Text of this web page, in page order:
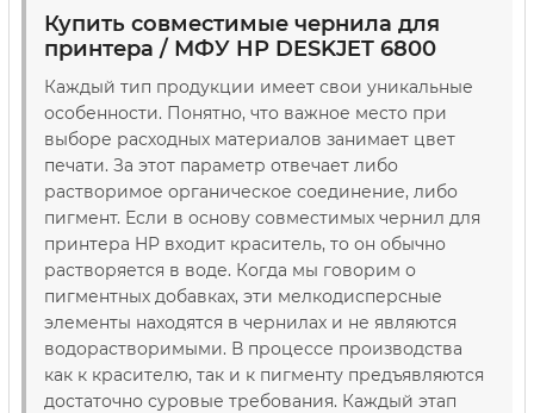
Купить совместимые чернила для
принтера / МФУ HP DESKJET 6800
Каждый тип продукции имеет свои уникальные
особенности. Понятно, что важное место при
выборе расходных материалов занимает цвет
печати. За этот параметр отвечает либо
растворимое органическое соединение, либо
пигмент. Если в основу совместимых чернил для
принтера HP входит краситель, то он обычно
растворяется в воде. Когда мы говорим о
пигментных добавках, эти мелкодисперсные
элементы находятся в чернилах и не являются
водорастворимыми. В процессе производства
как к красителю, так и к пигменту предъявляются
достаточно суровые требования. Каждый этап